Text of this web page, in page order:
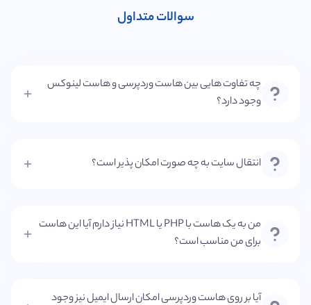
سوالات متداول
چه تفاوت هایی بین هاست وردپرسی و هاست لینوکس
وجود دارد؟
انتقال سایت به چه صورت امکان پذیر است؟
من به یک هاست با PHP یا HTML نیاز دارم آیا این هاست
برای من مناسب است؟
آیا بر روی هاست وردپرسی امکان ارسال ایمیل نیز وجود